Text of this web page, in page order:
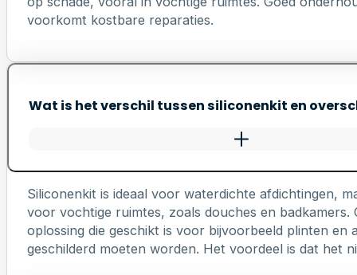
voorkomt kostbare reparaties.
Wat is het verschil tussen siliconenkit en
Siliconenkit is ideaal voor waterdichte afdichtingen,
voor vochtige ruimtes, zoals douches en badkamers.
oplossing die geschikt is voor bijvoorbeeld plinten en
geschilderd moeten worden. Het voordeel is dat het